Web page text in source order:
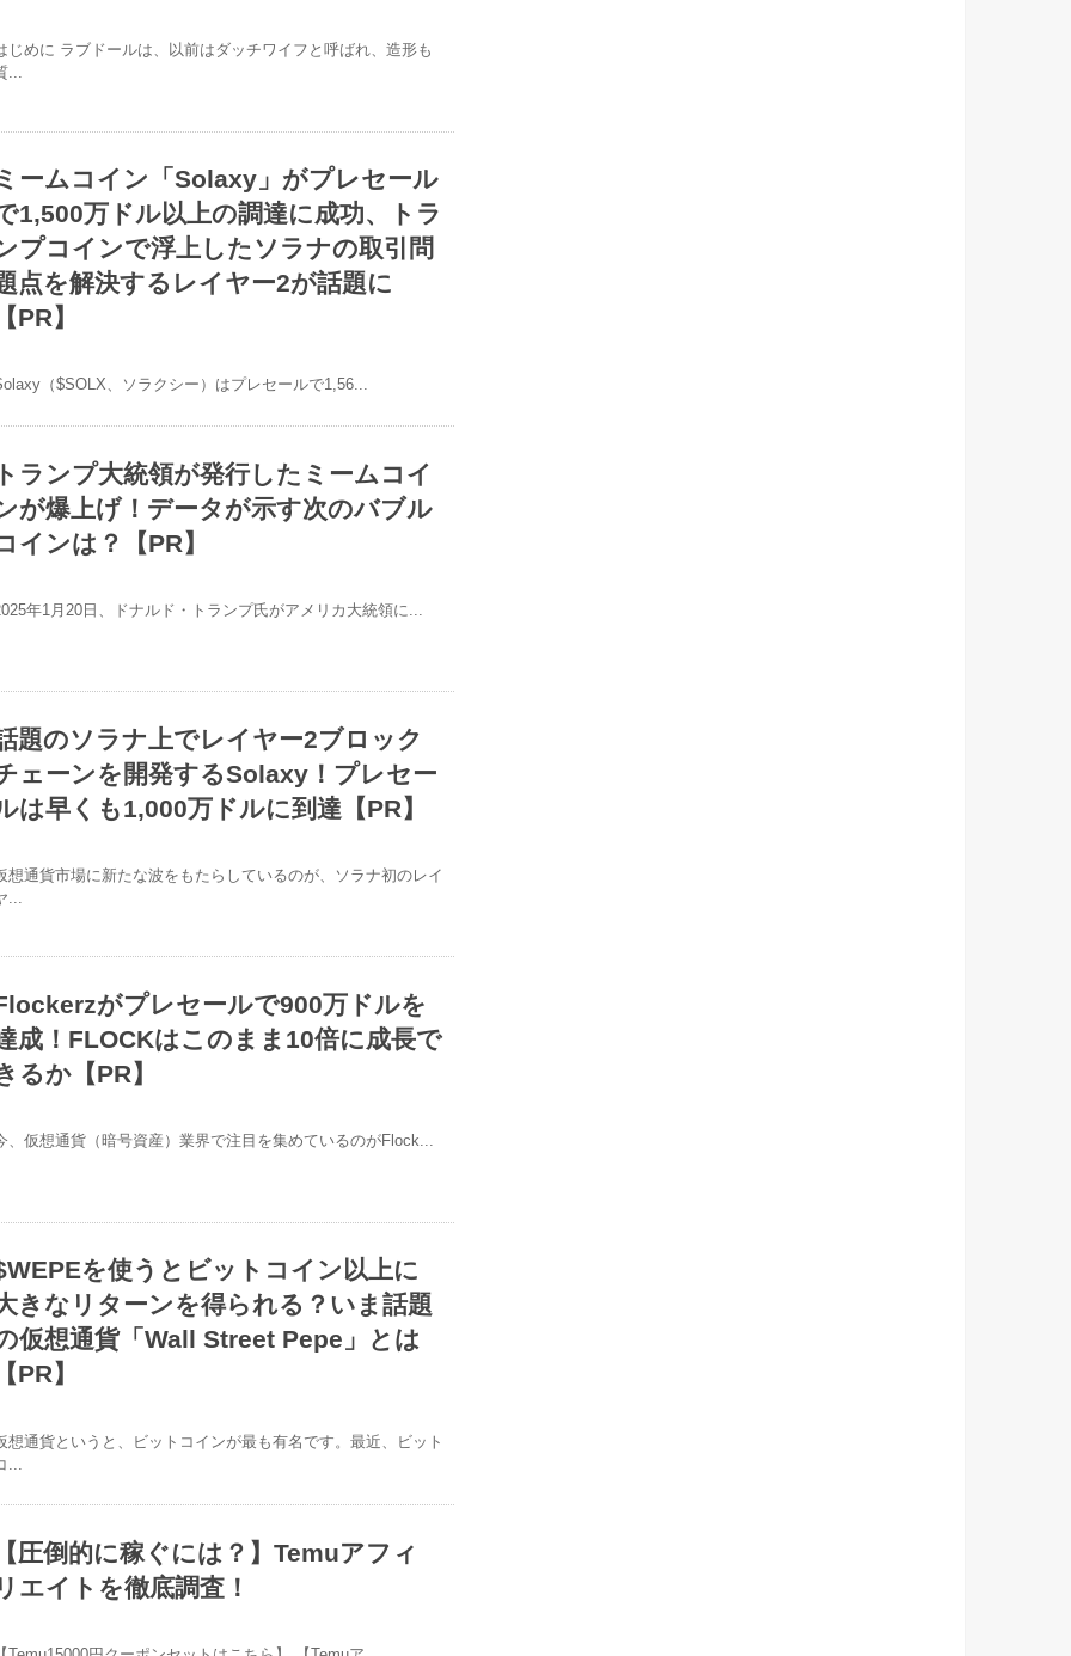
じめに ラブドールは、以前はダッチワイフと呼ばれ、造形も
...
ームコイン「Solaxy」がプレセール
1,500万ドル以上の調達に成功、トラ
プコインで浮上したソラナの取引問
点を解決するレイヤー2が話題に
PR】
（$SOLX、ソラクシー）はプレセールで1,56...
ランプ大統領が発行したミームコイ
が爆上げ！データが示す次のバブル
インは？【PR】
年1月20日、ドナルド・トランプ氏がアメリカ大統領に...
題のソラナ上でレイヤー2ブロック
ェーンを開発するSolaxy！プレセー
は早くも1,000万ドルに到達【PR】
想通貨市場に新たな波をもたらしているのが、ソラナ初のレイ
...
がプレセールで900万ドルを
成！FLOCKはこのまま10倍に成長で
るか【PR】
、仮想通貨（暗号資産）業界で注目を集めているのがFlock...
を使うとビットコイン以上に
きなリターンを得られる？いま話題
仮想通貨「Wall Street Pepe」とは
PR】
想通貨というと、ビットコインが最も有名です。最近、ビット
...
圧倒的に稼ぐには？】Temuアフィ
エイトを徹底調査！